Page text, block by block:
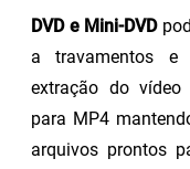
DVD e Mini-DVD
a travamentos e
extração do vídeo
para MP4
arquivos prontos